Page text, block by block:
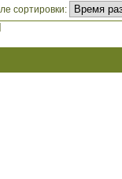
сортировки: